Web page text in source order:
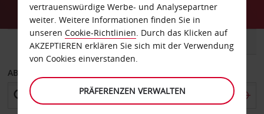
FAHRZEUG TRANSPORTER
ABHOLEN VON
vertrauenswürdige Werbe- und Analysepartner
weiter. Weitere Informationen finden Sie in
unseren Cookie-Richtlinien. Durch das Klicken auf
AKZEPTIEREN erklären Sie sich mit der Verwendung
von Cookies einverstanden.
PRÄFERENZEN VERWALTEN